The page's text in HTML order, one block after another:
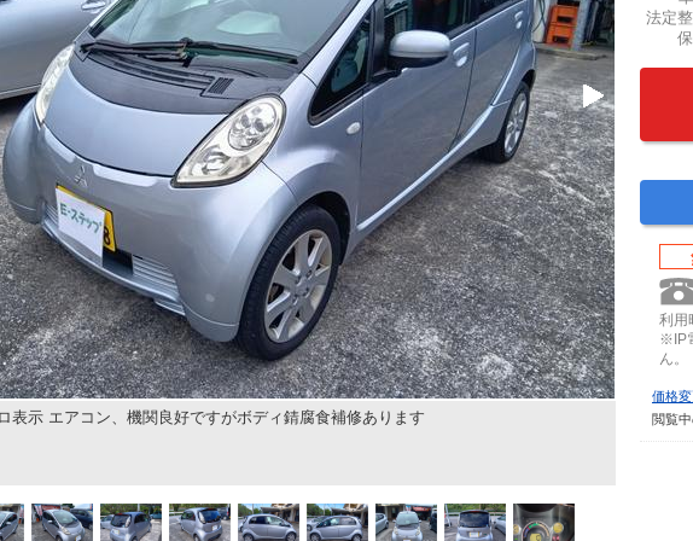
表示 エアコン、機関良好ですがボディ錆腐食補修あります
法定
利用
※IP
ん。
価格
閲覧